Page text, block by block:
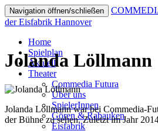
Navigation öffnen/schließen
der Eisfabrik Hannover
Home
Spielplan
Aktuell
Theater
Commedia Futura
Über uns
SpielerInnen
Gören & Rabauken
Eisfabrik
Jolanda Löllmann
Jolanda Löllmann war bei Commedia-
der Bühne zu sehen. Zuletzt im Jahr